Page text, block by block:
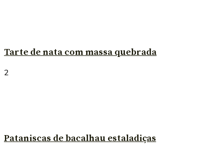
Tarte de nata com massa quebrada
2
Pataniscas de bacalhau estaladiças